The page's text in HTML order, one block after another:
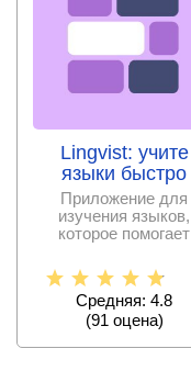
Lingvist: учите
языки быстро
Приложение для
изучения языков,
которое помогает
новые слова и
Средняя: 4.8
(91 оценa)